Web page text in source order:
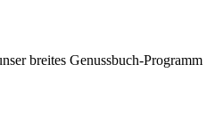
breites Genussbuch-Programm